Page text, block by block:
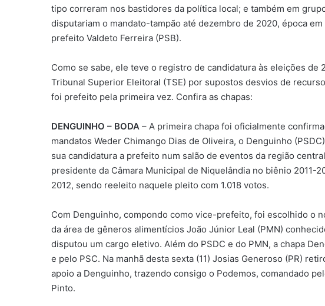
tipo correram nos bastidores da política local; e também em
disputariam o mandato-tampão até dezembro de 2020, época
prefeito Valdeto Ferreira (PSB).
Como se sabe, ele teve o registro de candidatura às eleições de
Tribunal Superior Eleitoral (TSE) por supostos desvios de
foi prefeito pela primeira vez. Confira as chapas:
DENGUINHO – BODA – A primeira chapa foi oficialmente
mandatos Weder Chimango Dias de Oliveira, o Denguinho
sua candidatura a prefeito num salão de eventos da região
presidente da Câmara Municipal de Niquelândia no biênio 2011-
2012, sendo reeleito naquele pleito com 1.018 votos.
Com Denguinho, compondo como vice-prefeito, foi escolhido o
da área de gêneros alimentícios João Júnior Leal (PMN)
disputou um cargo eletivo. Além do PSDC e do PMN, a chapa
e pelo PSC. Na manhã desta sexta (11) Josias Generoso (PR)
apoio a Denguinho, trazendo consigo o Podemos, comandado
Pinto.